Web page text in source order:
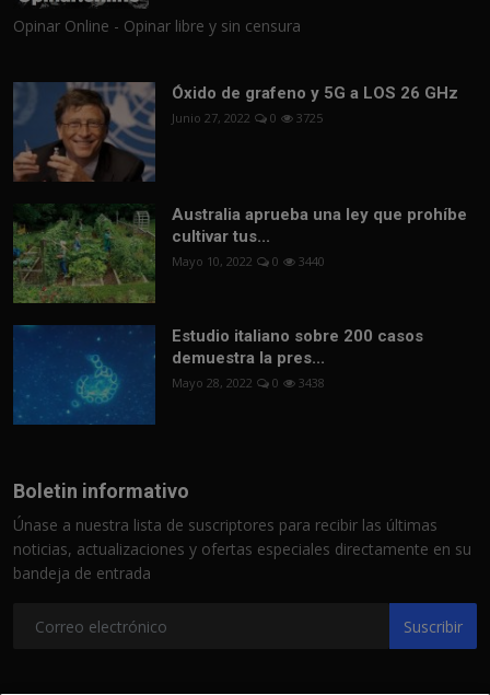
Opinar Online - Opinar libre y sin censura
Óxido de grafeno y 5G a LOS 26 GHz
Junio 27, 2022 0 3725
Australia aprueba una ley que prohíbe
cultivar tus...
Mayo 10, 2022 0 3440
Estudio italiano sobre 200 casos
demuestra la pres...
Mayo 28, 2022 0 3438
Boletin informativo
Únase a nuestra lista de suscriptores para recibir las últimas
noticias, actualizaciones y ofertas especiales directamente en su
bandeja de entrada
Suscribir